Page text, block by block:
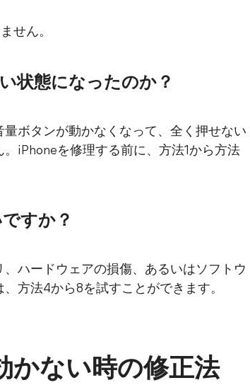
せん。
状態になったのか？
ボタンが動かなくなって、全く押せない
iPhoneを修理する前に、方法1から方法
すか？
ハードウェアの損傷、あるいはソフトウ
方法4から8を試すことができます。
かない時の修正法